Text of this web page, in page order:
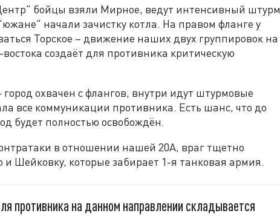
бойцы взяли Мирное, ведут интенсивный штурм
начали зачистку котла. На правом фланге у
Торское – движение наших двух группировок на
создаёт для противника критическую
охвачен с флангов, внутри идут штурмовые
все коммуникации противника. Есть шанс, что до
будет полностью освобождён.
в отношении нашей 20А, враг тщетно
Шейковку, которые забирает 1-я танковая армия.
противника на данном направлении складывается